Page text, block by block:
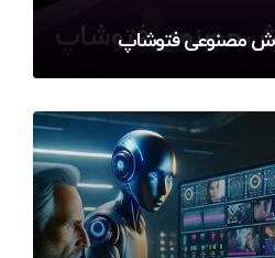
مصنوعی فتوشاپ